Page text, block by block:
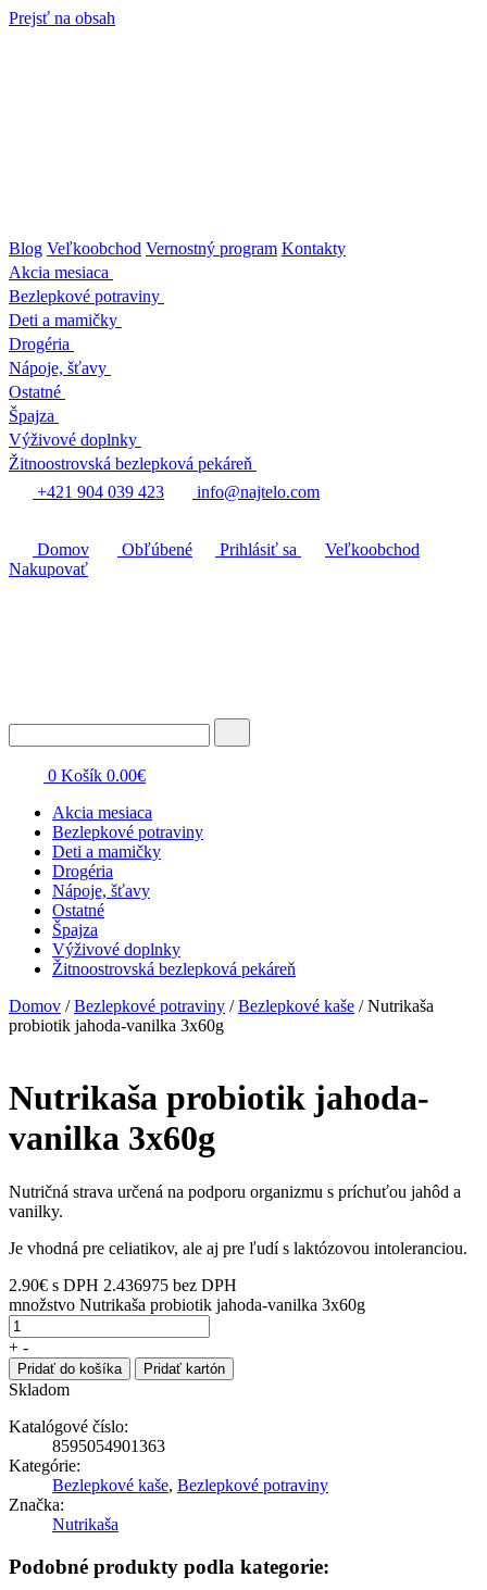
Prejsť na obsah
Blog Veľkoobchod Vernostný program Kontakty
Akcia mesiaca
Bezlepkové potraviny
Deti a mamičky
Drogéria
Nápoje, šťavy
Ostatné
Špajza
Výživové doplnky
Žitnoostrovská bezlepková pekáreň
+421 904 039 423
info@najtelo.com
Domov Obľúbené Prihlásiť sa
Veľkoobchod
Nakupovať
0 Košík 0.00€
Akcia mesiaca
Bezlepkové potraviny
Deti a mamičky
Drogéria
Nápoje, šťavy
Ostatné
Špajza
Výživové doplnky
Žitnoostrovská bezlepková pekáreň
Domov /Bezlepkové potraviny /Bezlepkové kaše / Nutrikaša
probiotik jahoda-vanilka 3x60g
Nutrikaša probiotik jahoda-
vanilka 3x60g
Nutričná strava určená na podporu organizmu s príchuťou jahôd a
vanilky.
Je vhodná pre celiatikov, ale aj pre ľudí s laktózovou intoleranciou.
2.90€ s DPH 2.436975 bez DPH
množstvo Nutrikaša probiotik jahoda-vanilka 3x60g
+ -
Pridať do košíka Pridať kartón
Skladom
Katalógové číslo:
8595054901363
Kategórie:
Bezlepkové kaše, Bezlepkové potraviny
Značka:
Nutrikaša
Podobné produkty podla kategorie: